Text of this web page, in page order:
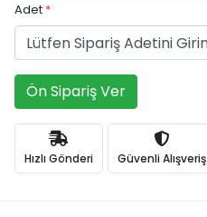
Adet *
Ön Sipariş Ver
Hızlı Gönderi Güvenli Alışveriş